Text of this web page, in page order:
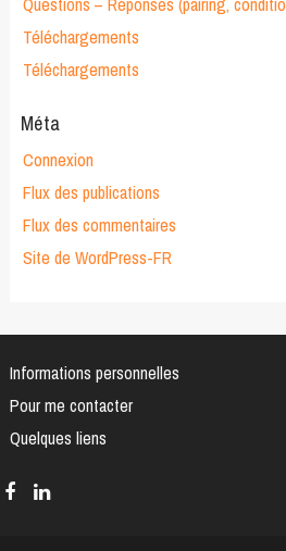
Téléchargements
Téléchargements
Méta
Connexion
Flux des publications
Flux des commentaires
Site de WordPress-FR
Informations personnelles
Pour me contacter
Quelques liens